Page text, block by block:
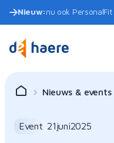
Nieuw:nu ook
Nieuws & events
Event 21juni2025